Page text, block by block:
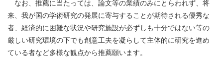
なお、推薦に当たっては、論文等の業績のみにとらわれず、将
来、我が国の学術研究の発展に寄与することが期待される優秀な
者、経済的に困難な状況や研究施設が必ずしも十分ではない等の
厳しい研究環境の下でも創意工夫を凝らして主体的に研究を進め
ている者など多様な観点から推薦願います。